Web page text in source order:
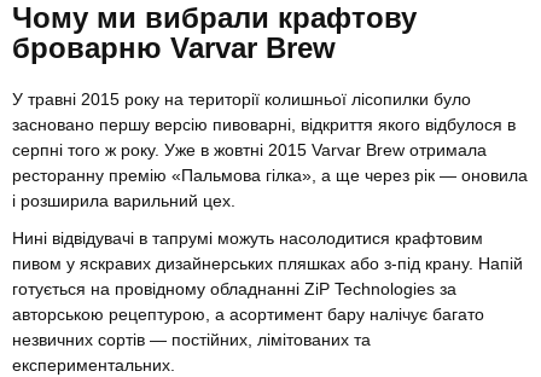
Чому ми вибрали крафтову
броварню Varvar Brew
У травні 2015 року на території колишньої лісопилки було
засновано першу версію пивоварні, відкриття якого відбулося в
серпні того ж року. Уже в жовтні 2015 Varvar Brew отримала
ресторанну премію «Пальмова гілка», а ще через рік — оновила
і розширила варильний цех.
Нині відвідувачі в тапрумі можуть насолодитися крафтовим
пивом у яскравих дизайнерських пляшках або з-під крану. Напій
готується на провідному обладнанні ZiP Technologies за
авторською рецептурою, а асортимент бару налічує багато
незвичних сортів — постійних, лімітованих та
експериментальних.